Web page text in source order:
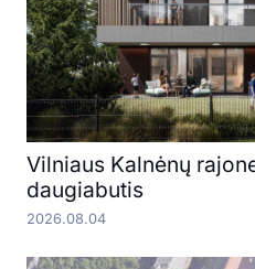
Vilniaus Kalnėnų
daugiabutis
2026.08.04